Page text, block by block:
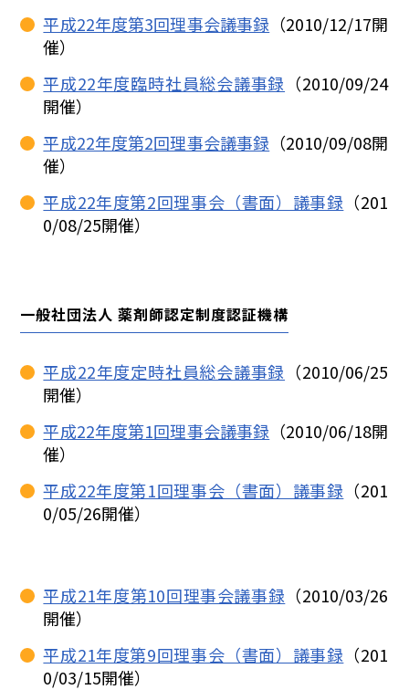
平成22年度第3回理事会議事録 （2010/12/17開
催）
平成22年度臨時社員総会議事録 （2010/09/24
開催）
平成22年度第2回理事会議事録 （2010/09/08開
催）
平成22年度第2回理事会（書面）議事録 （201
0/08/25開催）
一般社団法人 薬剤師認定制度認証機構
平成22年度定時社員総会議事録 （2010/06/25
開催）
平成22年度第1回理事会議事録 （2010/06/18開
催）
平成22年度第1回理事会（書面）議事録 （201
0/05/26開催）
平成21年度第10回理事会議事録 （2010/03/26
開催）
平成21年度第9回理事会（書面）議事録 （201
0/03/15開催）